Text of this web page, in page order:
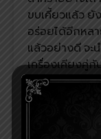
ขบเคี้ยวแล้ว ยั
อร่อยได้อีกหล
แล้วอย่างดี จะ
เครื่องเคียงคู่กั
เมน สลัด หรือจ
อาหารอร่อยไ
กินด้วยกัน อัน